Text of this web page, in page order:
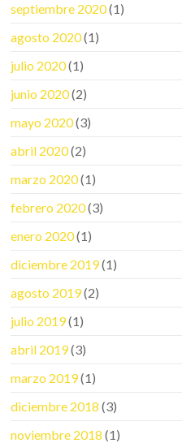
septiembre 2020(1)
agosto 2020(1)
julio 2020(1)
junio 2020(2)
mayo 2020(3)
abril 2020(2)
marzo 2020(1)
febrero 2020(3)
enero 2020(1)
diciembre 2019(1)
agosto 2019(2)
julio 2019(1)
abril 2019(3)
marzo 2019(1)
diciembre 2018 (3)
noviembre 2018 (1)